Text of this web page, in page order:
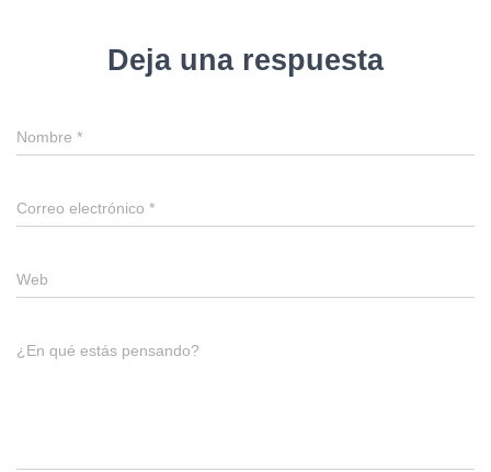
Deja una respuesta
Nombre *
Correo electrónico *
Web
¿En qué estás pensando?